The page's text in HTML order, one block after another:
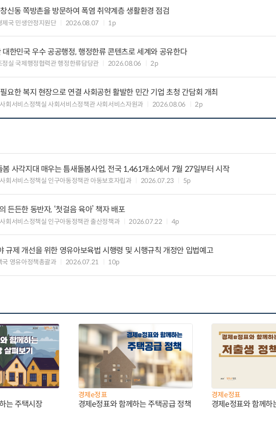
신동 쪽방촌을 방문하여 폭염 취약계층 생활환경 점검
제국 민생안정지원단 2026.08.07 1p
대한민국 우수 공공행정, 행정한류 콘텐츠로 세계와 공유한다
정실 국제행정협력관 행정한류담당관 2026.08.06 2p
요한 복지 현장으로 연결 사회공헌 활발한 민간 기업 초청 간담회 개최
회서비스정책실 사회서비스정책관 사회서비스자원과 2026.08.06 2p
봄 사각지대 매우는 틈새돌봄사업, 전국 1,461개소에서 7월 27일부터 시작
회서비스정책실 인구아동정책관 아동보호자립과 2026.07.23 5p
든든한 동반자, ‘첫걸음 육아’ 책자 배포
회서비스정책실 인구아동정책관 출산정책과 2026.07.22 4p
규제 개선을 위한 영유아보육법 시행령 및 시행규칙 개정안 입법예고
국 영유아정책총괄과 2026.07.21 10p
는 주택시장
경제e정표
경제e정표와 함께하는 주택공급 정책
경제e정표
경제e정표와 함께하